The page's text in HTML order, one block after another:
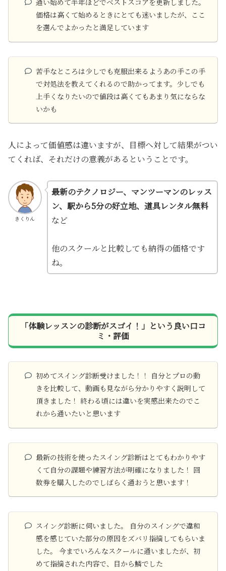
通い始めて半年ほどでベストスコアを更新しました。
価格は高くて始めるときにとても迷いましたが、ここ
を選んでよかったと満足しています
苦手なところは少しでも克服出来るようあの手この手
で対処法を教えてくれるので助かってます。少しでも
上手くなりたいので値段は高くてもあまり気にならな
いかも
人によって価値感は違いますが、目標へ対して結果がつい
てくれば、それだけの意義があるということです。
きくりん
最新のテクノロジー、マンツーマンのレッス
ン、駅から5分の好立地、道具レンタル無料
など
他のスクールと比較しても納得の価格です
ね。
「体験レッスンの診断がスゴイ！」という良い口コ
ミ・評価
初めてスイング診断受けました！！ 自分とプロの動
きを比較して、動画も見ながら分かりやすく説明して
頂きました！ 終わる頃には違いを実感出来たのでこ
れから通いたいと思います
最新の技術を使ったスイング診断はとてもわかりやす
くて自分の課題や練習方法が明確になりました！ 回
数券を購入したのでしばらく通おうと思います！
スイング診断に伺いました。 自分のスイングで違和
感を感じていた部分の原因をズバリ指摘してもらいま
した。 今までいろんなスクールに通いましたが、初
めて指摘された内容で、目から鱗でした